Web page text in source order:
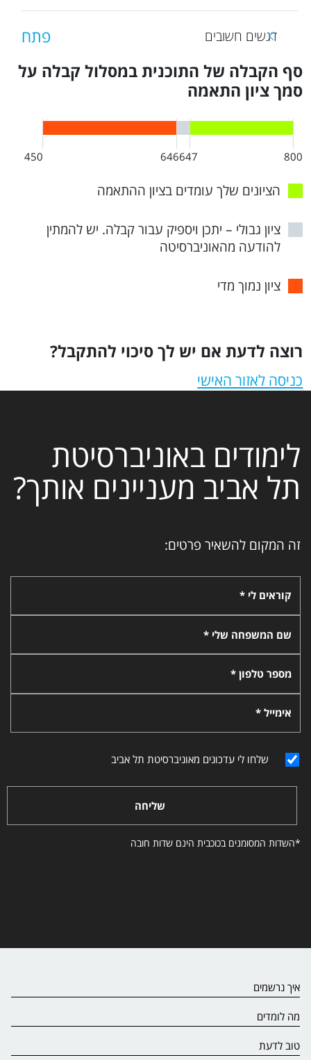
דגשים חשובים
פתח
סף הקבלה של התוכנית במסלול קבלה על
סמך ציון התאמה
800
647
646
450
הציונים שלך עומדים בציון ההתאמה
ציון גבולי – יתכן ויספיק עבור קבלה. יש להמתין
להודעה מהאוניברסיטה
ציון נמוך מדי
רוצה לדעת אם יש לך סיכוי להתקבל?
כניסה לאזור האישי
לימודים באוניברסיטת
תל אביב מעניינים אותך?
זה המקום להשאיר פרטים:
קוראים לי *
שם המשפחה שלי *
מספר טלפון *
אימייל *
שלחו לי עדכונים מאוניברסיטת תל אביב
שליחה
*השדות המסומנים בכוכבית הינם שדות חובה
איך נרשמים
מה לומדים
טוב לדעת